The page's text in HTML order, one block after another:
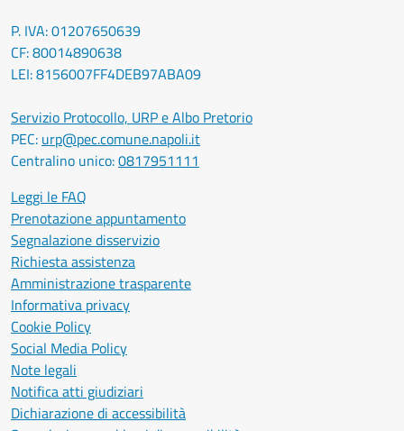
P. IVA: 01207650639
CF: 80014890638
LEI: 8156007FF4DEB97ABA09
Servizio Protocollo, URP e Albo Pretorio
PEC: urp@pec.comune.napoli.it
Centralino unico:0817951111
Leggi le FAQ
Prenotazione appuntamento
Segnalazione disservizio
Richiesta assistenza
Amministrazione trasparente
Informativa privacy
Cookie Policy
Social Media Policy
Note legali
Notifica atti giudiziari
Dichiarazione di accessibilità